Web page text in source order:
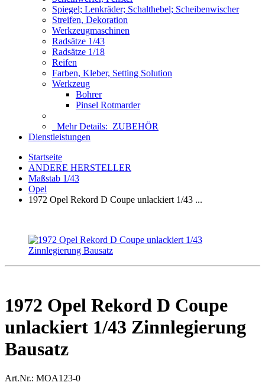
Spiegel; Lenkräder; Schalthebel; Scheibenwischer
Streifen, Dekoration
Werkzeugmaschinen
Radsätze 1/43
Radsätze 1/18
Reifen
Farben, Kleber, Setting Solution
Werkzeug
Bohrer
Pinsel Rotmarder
Mehr Details: ZUBEHÖR
Dienstleistungen
Startseite
ANDERE HERSTELLER
Maßstab 1/43
Opel
1972 Opel Rekord D Coupe unlackiert 1/43 ...
1972 Opel Rekord D Coupe
unlackiert 1/43 Zinnlegierung
Bausatz
Art.Nr.: MOA123-0